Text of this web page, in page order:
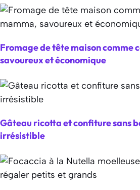
Fromage de tête maison comme
savoureux et économique
Gâteau ricotta et confiture sans
irrésistible